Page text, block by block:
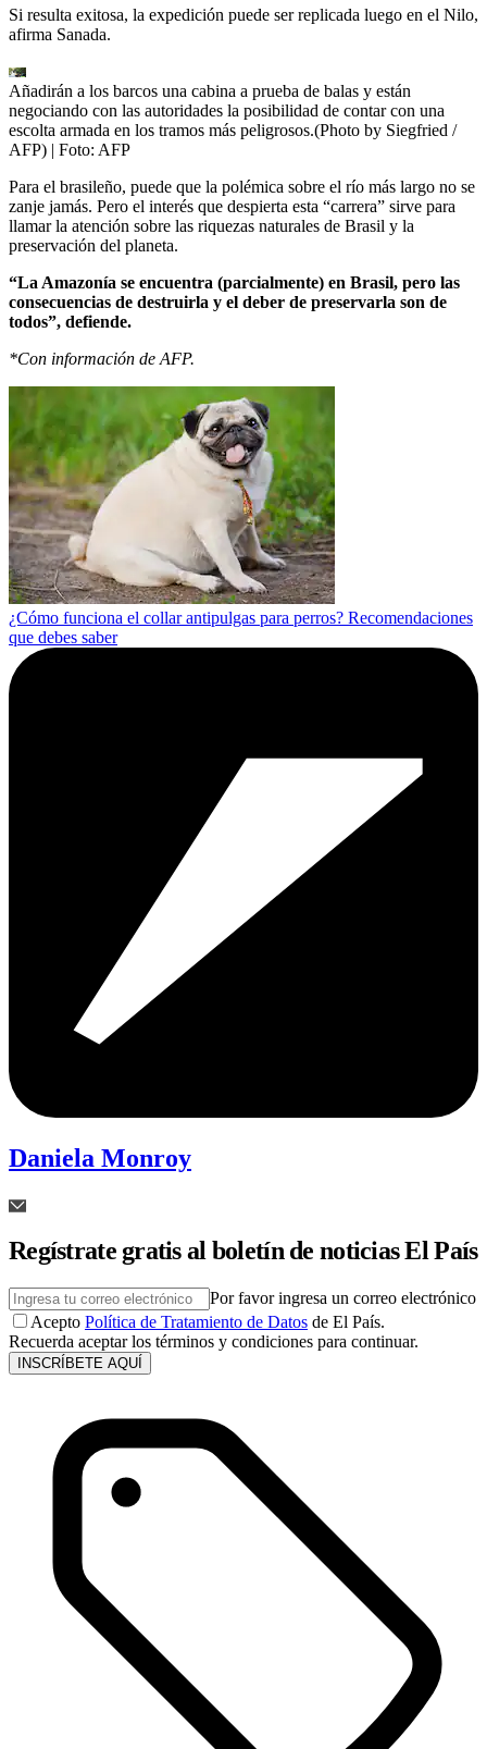
Si resulta exitosa, la expedición puede ser replicada luego en el Nilo,
afirma Sanada.
Añadirán a los barcos una cabina a prueba de balas y están
negociando con las autoridades la posibilidad de contar con una
escolta armada en los tramos más peligrosos.(Photo by Siegfried /
AFP) | Foto: AFP
Para el brasileño, puede que la polémica sobre el río más largo no se
zanje jamás. Pero el interés que despierta esta “carrera” sirve para
llamar la atención sobre las riquezas naturales de Brasil y la
preservación del planeta.
“La Amazonía se encuentra (parcialmente) en Brasil, pero las
consecuencias de destruirla y el deber de preservarla son de
todos”, defiende.
*Con información de AFP.
¿Cómo funciona el collar antipulgas para perros? Recomendaciones
que debes saber
Daniela Monroy
Regístrate gratis al boletín de noticias El País
Por favor ingresa un correo electrónico
Acepto Política de Tratamiento de Datos de El País.
Recuerda aceptar los términos y condiciones para continuar.
INSCRÍBETE AQUÍ